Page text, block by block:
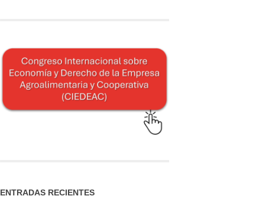
ENTRADAS RECIENTES